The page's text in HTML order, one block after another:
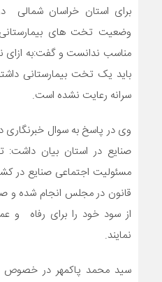
وضعیت تخت های
باید یک تخت بیمارستانی
سرانه رعایت نشده است.
وی در پاسخ به سوال
صنایع در استان بیان داشت:
مسئولیت اجتماعی صنایع در
قانون در مجلس انجام شده
از سود خود را برای رفاه و
نمایند.
سید محمد پاکمهر در خصوص